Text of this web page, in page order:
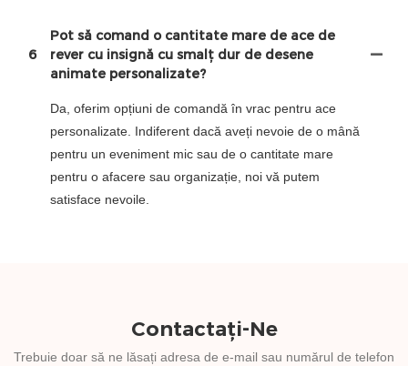
6
Pot să comand o cantitate mare de ace de
rever cu insignă cu smalț dur de desene
animate personalizate?
Da, oferim opțiuni de comandă în vrac pentru ace
personalizate. Indiferent dacă aveți nevoie de o mână
pentru un eveniment mic sau de o cantitate mare
pentru o afacere sau organizație, noi vă putem
satisface nevoile.
Contactați-Ne
Trebuie doar să ne lăsați adresa de e-mail sau numărul de telefon